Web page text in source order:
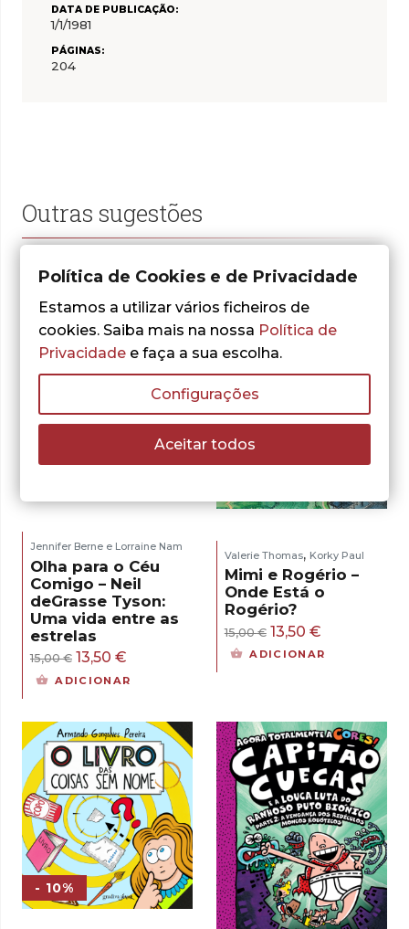
DATA DE PUBLICAÇÃO:
1/1/1981
PÁGINAS:
204
Outras sugestões
Jennifer Berne e Lorraine Nam
Olha para o Céu
Comigo – Neil
deGrasse Tyson:
Uma vida entre as
estrelas
15,00€ O
preço
era:
15,00 €.
13,50 €
preço
é:
13,50 €.
ADICIONAR
Valerie Thomas, Korky Paul
Mimi e Rogério –
Onde Está o
Rogério?
15,00€ O
preço
15,00 €.
13,50 €O
preço
13,50 €.
ADICIONAR
- 10%
Política de Cookies e de Privacidade
Estamos a utilizar vários ficheiros de
cookies. Saiba mais na nossa Política de
Privacidade e faça a sua escolha.
Configurações
Aceitar todos